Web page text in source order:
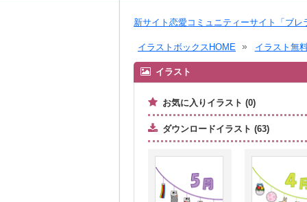
新サイト恋愛コミュニティーサイト「ブレ
イラストボックスHOME イラスト無
イラスト
お気に入りイラスト (0)
ダウンロードイラスト (63)